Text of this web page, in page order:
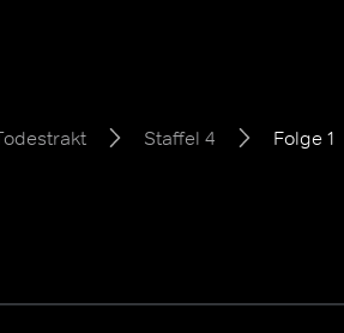
Staffel 4 Folge 1